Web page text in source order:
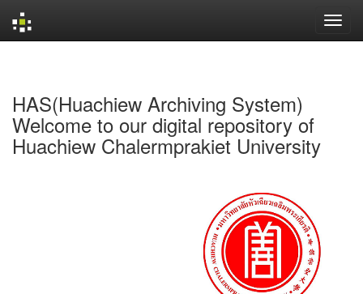
HAS(Huachiew Archiving System)
Welcome to our digital repository of
Huachiew Chalermprakiet University